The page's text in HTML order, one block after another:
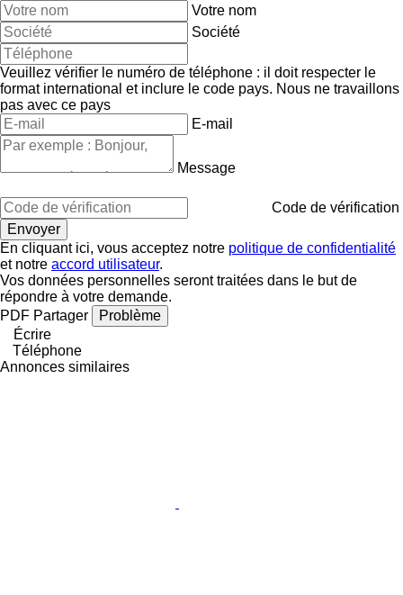
Votre nom
Société
Veuillez vérifier le numéro de téléphone : il doit respecter le
format international et inclure le code pays. Nous ne travaillons
pas avec ce pays
E-mail
Message
Code de vérification
En cliquant ici, vous acceptez notre politique de confidentialité
et notre accord utilisateur.
Vos données personnelles seront traitées dans le but de
répondre à votre demande.
PDF Partager
Problème
Écrire
Téléphone
Annonces similaires